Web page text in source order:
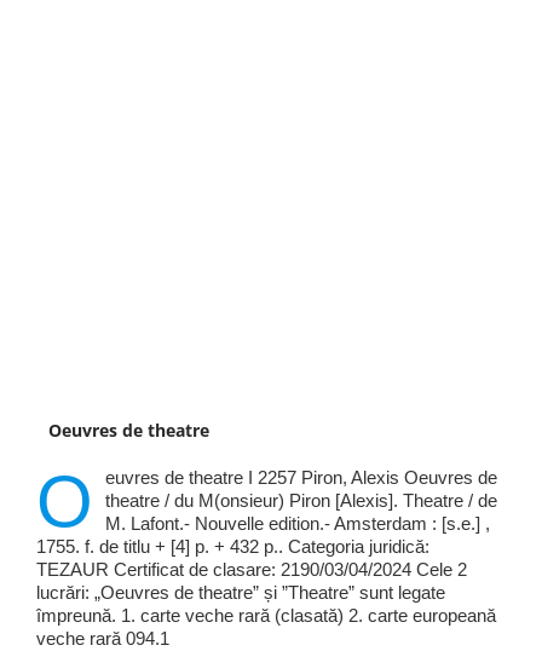
Oeuvres de theatre
O
euvres de theatre I 2257 Piron, Alexis Oeuvres de
theatre / du M(onsieur) Piron [Alexis]. Theatre / de
M. Lafont.- Nouvelle edition.- Amsterdam : [s.e.] ,
1755. f. de titlu + [4] p. + 432 p.. Categoria juridică:
TEZAUR Certificat de clasare: 2190/03/04/2024 Cele 2
lucrări: „Oeuvres de theatre” și ”Theatre” sunt legate
împreună. 1. carte veche rară (clasată) 2. carte europeană
veche rară 094.1